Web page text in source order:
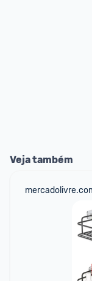
Veja também